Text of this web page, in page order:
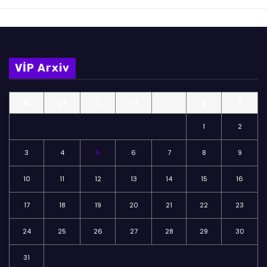
VİP Arxiv
1 2
3 4 5 6 7 8 9
10 11 12 13 14 15 16
17 18 19 20 21 22 23
24 25 26 27 28 29 30
31